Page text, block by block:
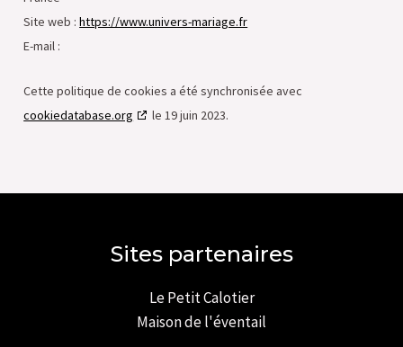
Site web :https://www.univers-mariage.fr
E-mail :
Cette politique de cookies a été synchronisée avec
cookiedatabase.org
le 19 juin 2023.
Sites partenaires
Le Petit Calotier
Maison de l'éventail